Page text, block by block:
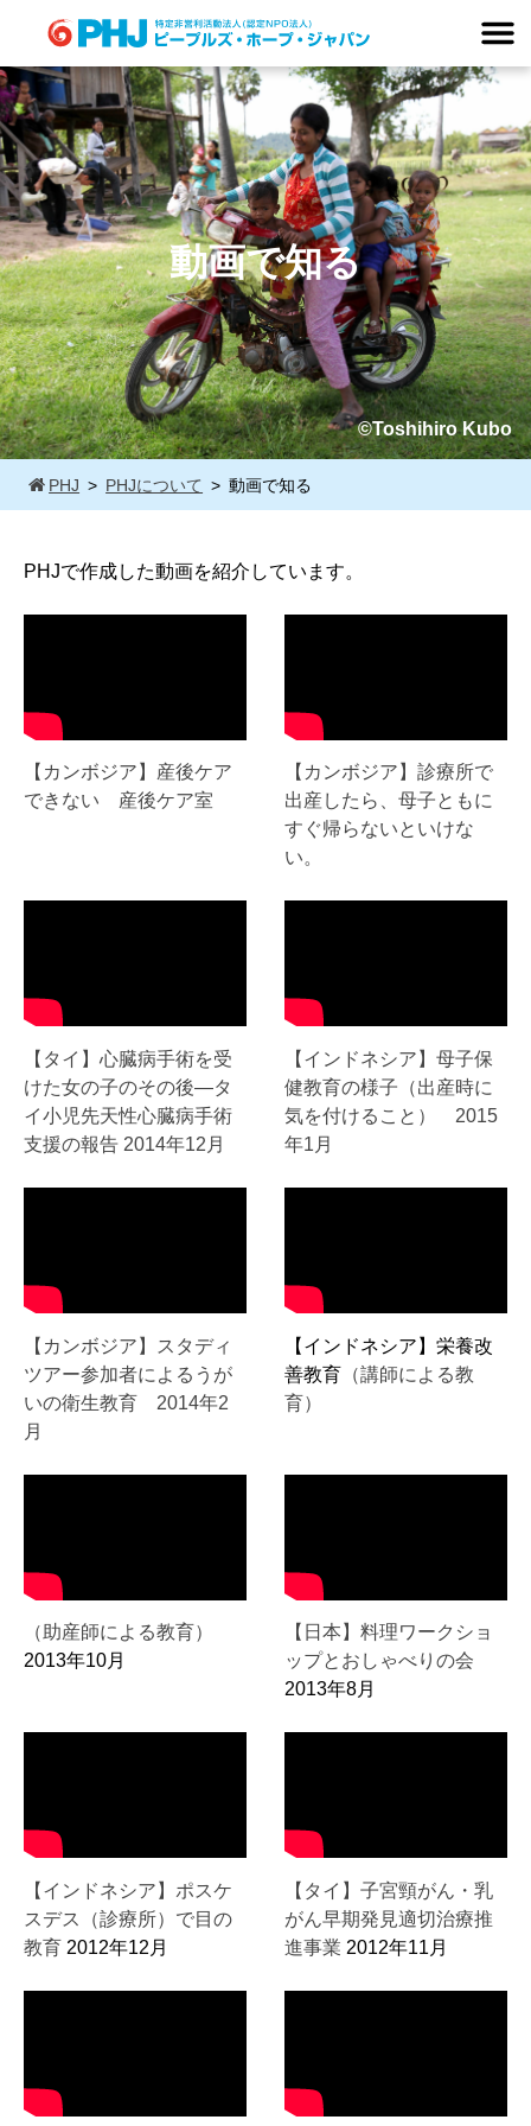
content
©Toshihiro Kubo
動画で知る
PHJ PHJについて 動画で知る
PHJで作成した動画を紹介しています。
【カンボジア】産後ケア
できない 産後ケア室
【カンボジア】診療所で
出産したら、母子ともに
すぐ帰らないといけな
い。
【タイ】心臓病手術を受
けた女の子のその後―タ
イ小児先天性心臓病手術
支援の報告 2014年12月
【インドネシア】母子保
健教育の様子（出産時に
気を付けること） 2015
年1月
【カンボジア】スタディ
ツアー参加者によるうが
いの衛生教育 2014年2
月
【インドネシア】栄養改
善教育 （講師による教
育）
（助産師による教育）
2013年10月
【日本】料理ワークショ
ップとおしゃべりの会
2013年8月
【インドネシア】ポスケ
スデス（診療所）で目の
教育 2012年12月
【タイ】子宮頸がん・乳
がん早期発見適切治療推
進事業 2012年11月